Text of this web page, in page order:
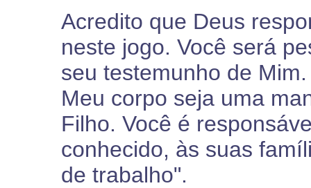
Acredito que Deus
neste jogo. Você será
seu testemunho de
Meu corpo seja uma
Filho. Você é
conhecido, às suas
de trabalho".